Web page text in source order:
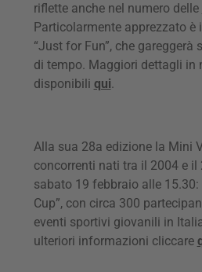
riflette anche nel numero delle
Particolarmente apprezzato
“Just for Fun”, che gareggerà
di tempo. Maggiori dettagli in
disponibili qui.
Alla sua 28a edizione la Mini
concorrenti nati tra il 2004 e il
sabato 19 febbraio alle 15.30:
Cup”, con circa 300
eventi sportivi giovanili in
ulteriori informazioni cliccare